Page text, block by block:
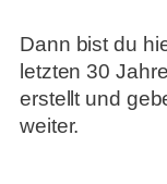
Dann bist du
letzten 30
erstellt und
weiter.